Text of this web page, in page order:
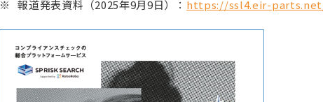
※ 報道発表資料（2025年9月9日）： https://ssl4.eir-